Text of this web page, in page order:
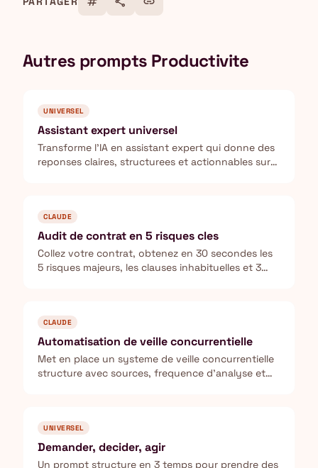
Autres prompts Productivite
UNIVERSEL
Assistant expert universel
Transforme l'IA en assistant expert qui donne des
reponses claires, structurees et actionnables sur
CLAUDE
Audit de contrat en 5 risques cles
Collez votre contrat, obtenez en 30 secondes les
5 risques majeurs, les clauses inhabituelles et 3
CLAUDE
Automatisation de veille concurrentielle
Met en place un systeme de veille concurrentielle
structure avec sources, frequence d'analyse et
UNIVERSEL
Demander, decider, agir
Un prompt structure en 3 temps pour prendre des